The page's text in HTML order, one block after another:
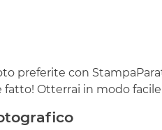
preferite con
Otterrai in modo